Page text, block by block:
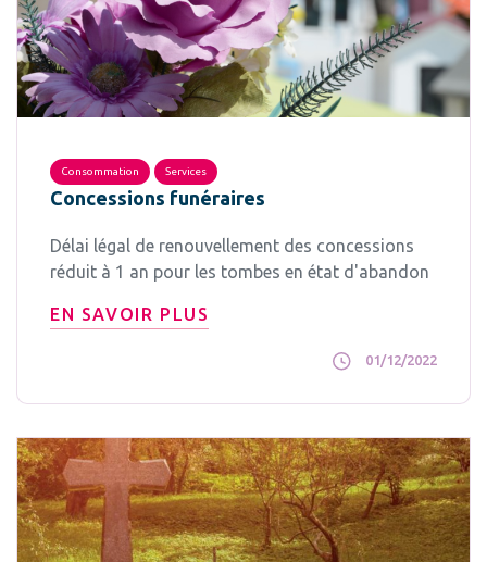
Consommation Services
Concessions funéraires
Délai légal de renouvellement des concessions
réduit à 1 an pour les tombes en état d'abandon
EN SAVOIR PLUS
01/12/2022